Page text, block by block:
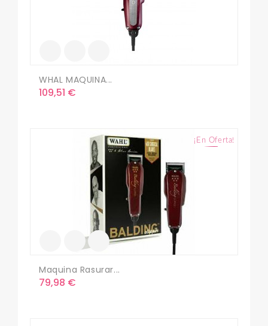
WHAL MAQUINA...
Precio
109,51 €
¡En Oferta!
Maquina Rasurar...
Precio
79,98 €